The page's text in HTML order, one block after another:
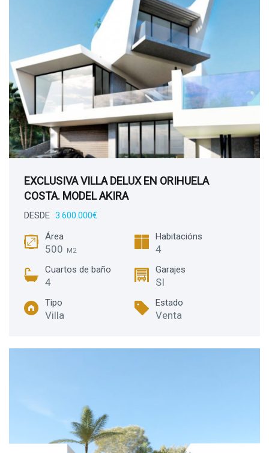
EXCLUSIVA VILLA DELUX EN ORIHUELA
COSTA. MODEL AKIRA
DESDE 3.600.000€
Área
500 M2
Habitacións
4
Cuartos de baño
4
Garajes
SI
Tipo
Villa
Estado
Venta